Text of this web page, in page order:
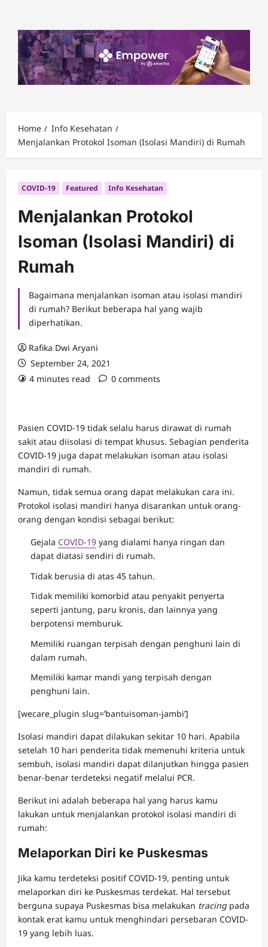
content
Home
Info Kesehatan
Menjalankan Protokol Isoman (Isolasi Mandiri) di Rumah
COVID-19 Featured Info Kesehatan
Menjalankan Protokol
Isoman (Isolasi Mandiri) di
Rumah
Bagaimana menjalankan isoman atau isolasi mandiri
di rumah? Berikut beberapa hal yang wajib
diperhatikan.
Rafika Dwi Aryani
September 24, 2021
4 minutes read
0 comments
Pasien COVID-19 tidak selalu harus dirawat di rumah
sakit atau diisolasi di tempat khusus. Sebagian penderita
COVID-19 juga dapat melakukan isoman atau isolasi
mandiri di rumah.
Namun, tidak semua orang dapat melakukan cara ini.
Protokol isolasi mandiri hanya disarankan untuk orang-
orang dengan kondisi sebagai berikut:
Gejala COVID-19 yang dialami hanya ringan dan
dapat diatasi sendiri di rumah.
Tidak berusia di atas 45 tahun.
Tidak memiliki komorbid atau penyakit penyerta
seperti jantung, paru kronis, dan lainnya yang
berpotensi memburuk.
Memiliki ruangan terpisah dengan penghuni lain di
dalam rumah.
Memiliki kamar mandi yang terpisah dengan
penghuni lain.
[wecare_plugin slug=’bantuisoman-jambi’]
Isolasi mandiri dapat dilakukan sekitar 10 hari. Apabila
setelah 10 hari penderita tidak memenuhi kriteria untuk
sembuh, isolasi mandiri dapat dilanjutkan hingga pasien
benar-benar terdeteksi negatif melalui PCR.
Berikut ini adalah beberapa hal yang harus kamu
lakukan untuk menjalankan protokol isolasi mandiri di
rumah:
Melaporkan Diri ke Puskesmas
Jika kamu terdeteksi positif COVID-19, penting untuk
melaporkan diri ke Puskesmas terdekat. Hal tersebut
berguna supaya Puskesmas bisa melakukan tracingpada
kontak erat kamu untuk menghindari persebaran COVID-
19 yang lebih luas.